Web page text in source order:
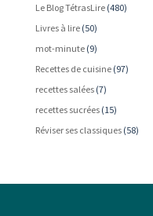
Le Blog TétrasLire(480)
Livres à lire(50)
mot-minute(9)
Recettes de cuisine(97)
recettes salées(7)
recettes sucrées(15)
Réviser ses classiques(58)